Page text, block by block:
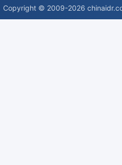
Copyright © 2009-2026